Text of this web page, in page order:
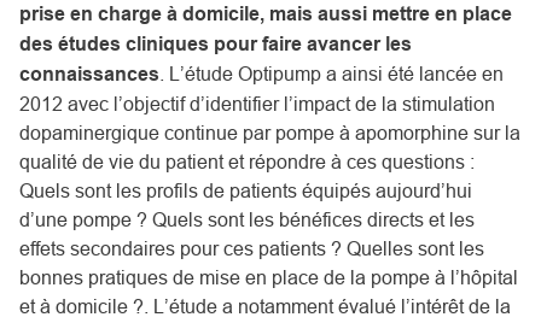
prise en charge à domicile, mais aussi mettre en place
des études cliniques pour faire avancer les
connaissances . L’étude Optipump a ainsi été lancée en
2012 avec l’objectif d’identifier l’impact de la stimulation
dopaminergique continue par pompe à apomorphine sur la
qualité de vie du patient et répondre à ces questions :
Quels sont les profils de patients équipés aujourd’hui
d’une pompe ? Quels sont les bénéfices directs et les
effets secondaires pour ces patients ? Quelles sont les
bonnes pratiques de mise en place de la pompe à l’hôpital
et à domicile ?. L’étude a notamment évalué l’intérêt de la